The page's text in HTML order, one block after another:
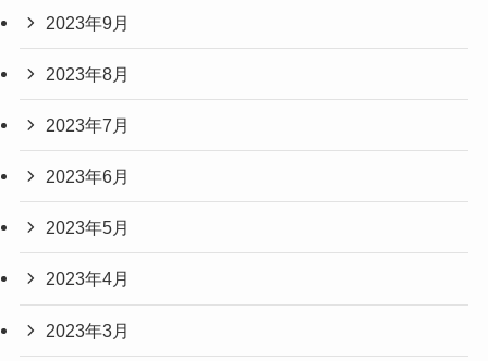
2023年9月
2023年8月
2023年7月
2023年6月
2023年5月
2023年4月
2023年3月